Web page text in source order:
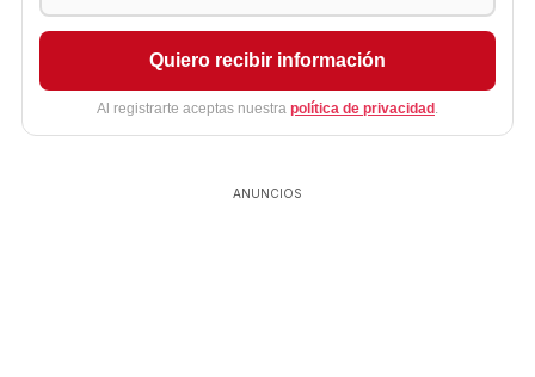
Quiero recibir información
Al registrarte aceptas nuestra política de privacidad .
ANUNCIOS